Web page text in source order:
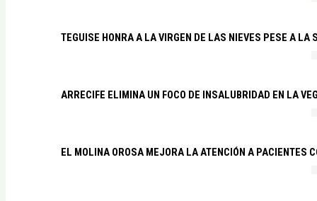
TEGUISE HONRA A LA VIRGEN DE LAS NIEVES PESE A LA
ARRECIFE ELIMINA UN FOCO DE INSALUBRIDAD EN LA
EL MOLINA OROSA MEJORA LA ATENCIÓN A PACIENTES